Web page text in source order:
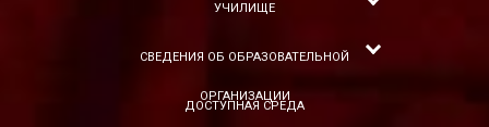
УЧИЛИЩЕ
СВЕДЕНИЯ ОБ ОБРАЗОВАТЕЛЬНОЙ
ОРГАНИЗАЦИИ
ДОСТУПНАЯ СРЕДА